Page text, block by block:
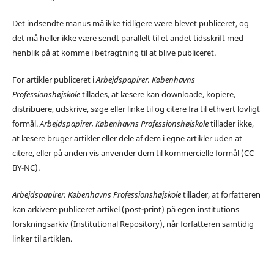
Det indsendte manus må ikke tidligere være blevet publiceret, og
det må heller ikke være sendt parallelt til et andet tidsskrift med
henblik på at komme i betragtning til at blive publiceret.
For artikler publiceret iArbejdspapirer, Københavns
Professionshøjskoletillades, at læsere kan downloade, kopiere,
distribuere, udskrive, søge eller linke til og citere fra til ethvert lovligt
formål.Arbejdspapirer, Københavns Professionshøjskoletillader ikke,
at læsere bruger artikler eller dele af dem i egne artikler uden at
citere, eller på anden vis anvender dem til kommercielle formål (CC
BY-NC).
Arbejdspapirer, Københavns Professionshøjskoletillader, at forfatteren
kan arkivere publiceret artikel (post-print) på egen institutions
forskningsarkiv (Institutional Repository), når forfatteren samtidig
linker til artiklen.